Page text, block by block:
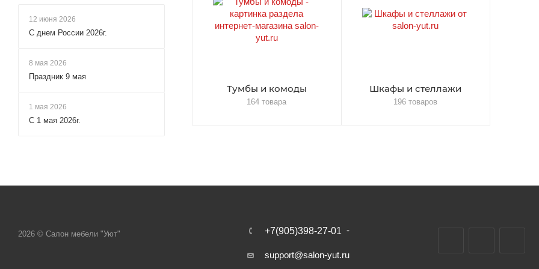
Тумбы и комоды
164 товара
Шкафы и стеллажи
196 товаров
12 июня 2026
С днем России 2026г.
8 мая 2026
Праздник 9 мая
1 мая 2026
С 1 мая 2026г.
2026 © Салон мебели "Уют" +7(905)398-27-01
support@salon-yut.ru